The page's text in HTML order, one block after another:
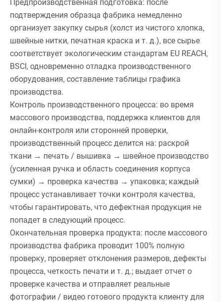
Предпроизводственная подготовка: после
подтверждения образца фабрика немедленно
организует закупку сырья (холст из чистого хлопка,
швейные нитки, печатная краска и т. д.), все сырье
соответствует экологическим стандартам EU REACH,
BSCI, одновременно отладка производственного
оборудования, составление таблицы графика
производства.
Контроль производственного процесса: во время
массового производства, поддержка клиентов для
онлайн-контроля или сторонней проверки,
производственный процесс делится на: раскрой
ткани → печать / вышивка → швейное производство
(усиленная ручка и область соединения корпуса
сумки) → проверка качества → упаковка; каждый
процесс устанавливает точки контроля качества,
чтобы гарантировать, что дефектная продукция не
попадет в следующий процесс.
Окончательная проверка продукта: после массового
производства фабрика проводит 100% полную
проверку, проверяет отклонения размеров, дефекты
процесса, четкость печати и т. д.; выдает отчет о
проверке качества и отправляет реальные
фотографии / видео готового продукта клиенту для